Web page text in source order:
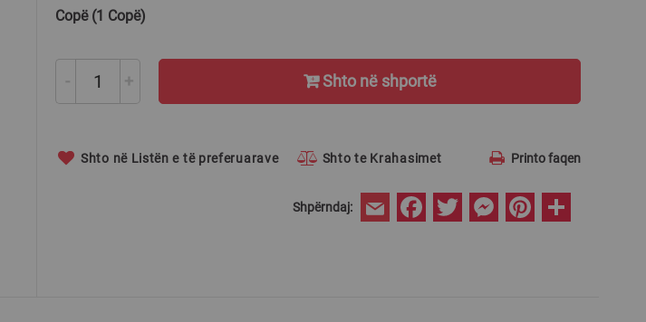
Copë (1 Copë)
- + Shto në shportë
Shto në Listën e të preferuarave Shto te Krahasimet Printo faqen
Shpërndaj: Email FacebookTwitter MessengerPinterest